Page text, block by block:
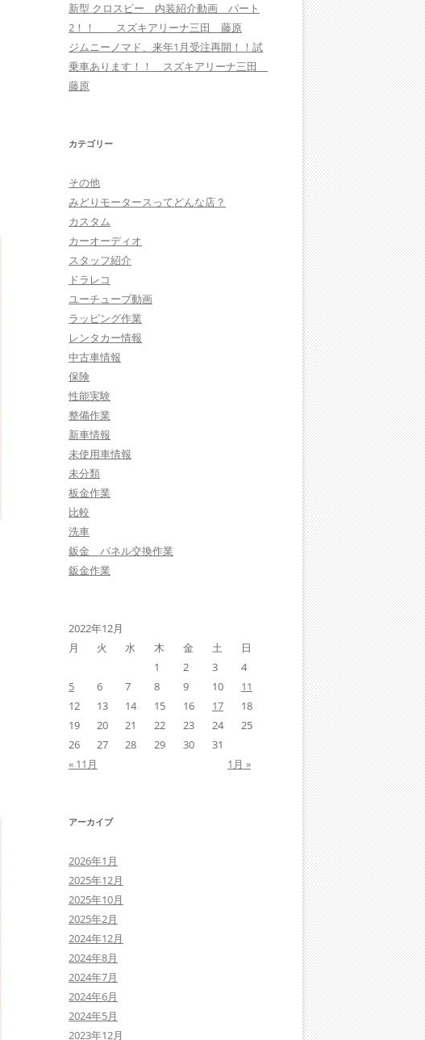
新型 クロスビー 内装紹介動画 パート
2！！ スズキアリーナ三田 藤原
ジムニーノマド、来年1月受注再開！！試
乗車あります！！ スズキアリーナ三田
藤原
カテゴリー
その他
みどりモータースってどんな店？
カスタム
カーオーディオ
スタッフ紹介
ドラレコ
ユーチューブ動画
ラッピング作業
レンタカー情報
中古車情報
保険
性能実験
整備作業
新車情報
未使用車情報
未分類
板金作業
比較
洗車
鈑金 パネル交換作業
鈑金作業
2022年12月
月
火 水 木 金 土
日
1
2 3
4
5
6 7 8 9 10
11
12
13 14 15 16 17
18
19
20 21 22 23 24
25
26
27 28 29 30
31
« 11月
1月 »
アーカイブ
2026年1月
2025年12月
2025年10月
2025年2月
2024年12月
2024年8月
2024年7月
2024年6月
2024年5月
2023年12月